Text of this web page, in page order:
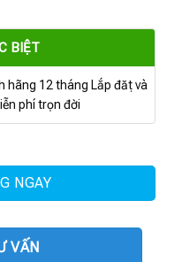
BIỆT
hãng 12 tháng Lắp đặt và
phí trọn đời
NGAY
VẤN